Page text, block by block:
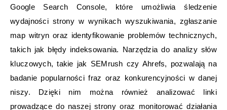
Google Search Console, które umożliwia śledzenie
wydajności strony w wynikach wyszukiwania, zgłaszanie
map witryn oraz identyfikowanie problemów technicznych,
takich jak błędy indeksowania. Narzędzia do analizy słów
kluczowych, takie jak SEMrush czy Ahrefs, pozwalają na
badanie popularności fraz oraz konkurencyjności w danej
niszy. Dzięki nim można również analizować linki
prowadzące do naszej strony oraz monitorować działania